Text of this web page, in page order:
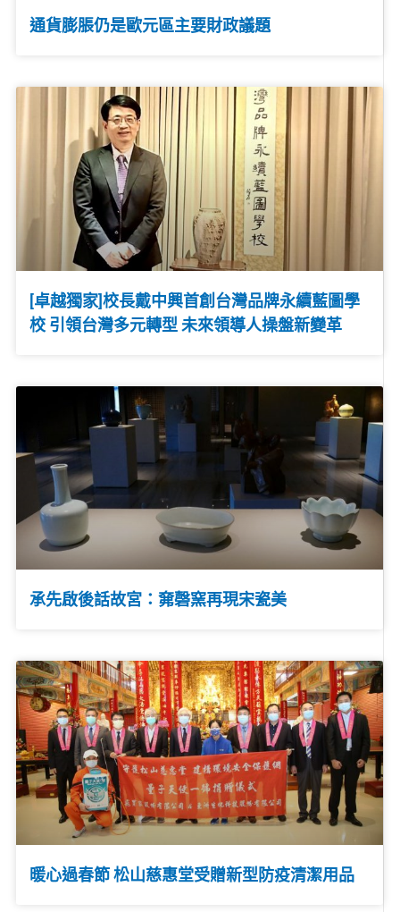
通貨膨脹仍是歐元區主要財政議題
[卓越獨家]校長戴中興首創台灣品牌永續藍圖學
校 引領台灣多元轉型 未來領導人操盤新變革
承先啟後話故宮：㚕磬窯再現宋瓷美
暖心過春節 松山慈惠堂受贈新型防疫清潔用品